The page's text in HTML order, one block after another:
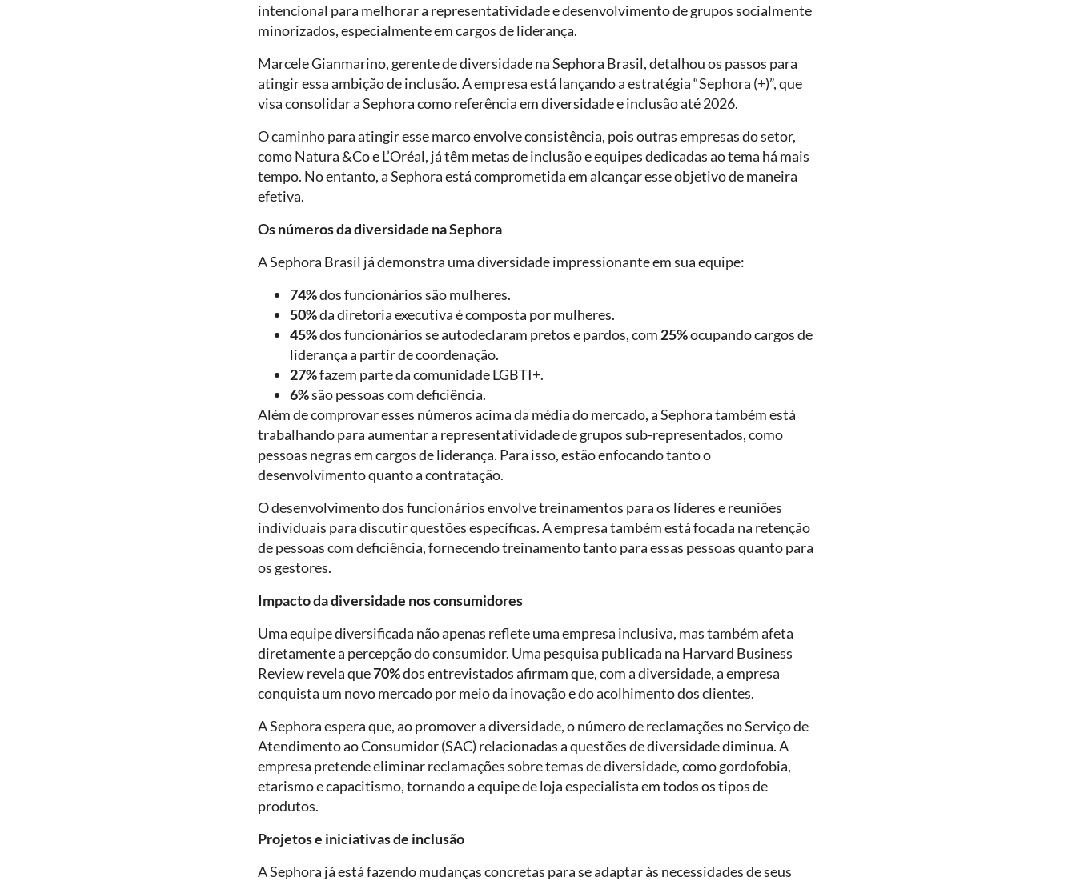
intencional para melhorar a representatividade e desenvolvimento de grupos socialmente
minorizados, especialmente em cargos de liderança.
Marcele Gianmarino, gerente de diversidade na Sephora Brasil, detalhou os passos para
atingir essa ambição de inclusão. A empresa está lançando a estratégia “Sephora (+)”, que
visa consolidar a Sephora como referência em diversidade e inclusão até 2026.
O caminho para atingir esse marco envolve consistência, pois outras empresas do setor,
como Natura &Co e L’Oréal, já têm metas de inclusão e equipes dedicadas ao tema há mais
tempo. No entanto, a Sephora está comprometida em alcançar esse objetivo de maneira
efetiva.
Os números da diversidade na Sephora
A Sephora Brasil já demonstra uma diversidade impressionante em sua equipe:
74%dos funcionários são mulheres.
50%da diretoria executiva é composta por mulheres.
45%dos funcionários se autodeclaram pretos e pardos, com 25%ocupando cargos de
liderança a partir de coordenação.
27%fazem parte da comunidade LGBTI+.
6%são pessoas com deficiência.
Além de comprovar esses números acima da média do mercado, a Sephora também está
trabalhando para aumentar a representatividade de grupos sub-representados, como
pessoas negras em cargos de liderança. Para isso, estão enfocando tanto o
desenvolvimento quanto a contratação.
O desenvolvimento dos funcionários envolve treinamentos para os líderes e reuniões
individuais para discutir questões específicas. A empresa também está focada na retenção
de pessoas com deficiência, fornecendo treinamento tanto para essas pessoas quanto para
os gestores.
Impacto da diversidade nos consumidores
Uma equipe diversificada não apenas reflete uma empresa inclusiva, mas também afeta
diretamente a percepção do consumidor. Uma pesquisa publicada na Harvard Business
Review revela que70%dos entrevistados afirmam que, com a diversidade, a empresa
conquista um novo mercado por meio da inovação e do acolhimento dos clientes.
A Sephora espera que, ao promover a diversidade, o número de reclamações no Serviço de
Atendimento ao Consumidor (SAC) relacionadas a questões de diversidade diminua. A
empresa pretende eliminar reclamações sobre temas de diversidade, como gordofobia,
etarismo e capacitismo, tornando a equipe de loja especialista em todos os tipos de
produtos.
Projetos e iniciativas de inclusão
A Sephora já está fazendo mudanças concretas para se adaptar às necessidades de seus